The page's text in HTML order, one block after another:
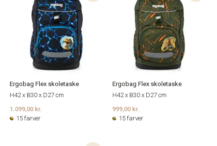
Ergobag Flex skoletaske
H42 x B30 x D27 cm
1.099,00 kr.
15 farver
Ergobag Flex skoletaske
H42 x B30 x D27 cm
999,00 kr.
15 farver